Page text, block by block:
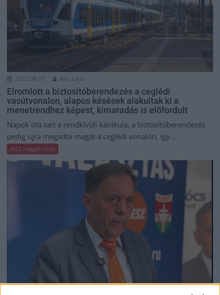
2026.08.07. Kiss Lajos
Elromlott a biztosítóberendezés a ceglédi
vasútvonalon, alapos késések alakultak ki a
menetrendhez képest, kimaradás is előfordult
Napok óta tart a rendkívüli kánikula, a biztosítóberendezés
pedig újra megadta magát a ceglédi vonalon, így...
JNSZ megyei hírek